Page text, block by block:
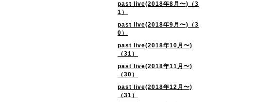
past live(2018年8月〜)（3
1）
past live(2018年9月〜)（3
0）
past live(2018年10月〜)
（31）
past live(2018年11月〜)
（30）
past live(2018年12月〜)
（31）